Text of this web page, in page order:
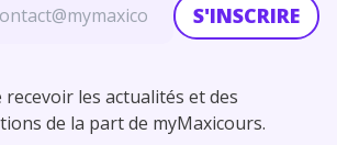
S'INSCRIRE
recevoir les actualités et des
de la part de myMaxicours.